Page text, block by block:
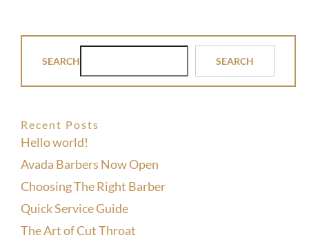
SEARCH SEARCH
Recent Posts
Hello world!
Avada Barbers Now Open
Choosing The Right Barber
Quick Service Guide
The Art of Cut Throat